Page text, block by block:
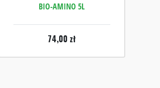
BIO-AMINO 5L
74,00 zł